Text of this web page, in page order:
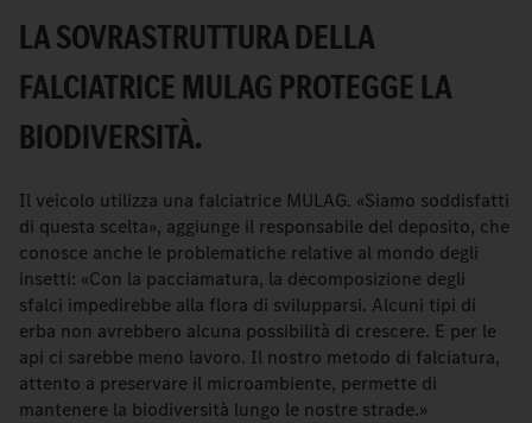
LA SOVRASTRUTTURA DELLA
FALCIATRICE MULAG PROTEGGE LA
BIODIVERSITÀ.
Il veicolo utilizza una falciatrice MULAG. «Siamo soddisfatti
di questa scelta», aggiunge il responsabile del deposito, che
conosce anche le problematiche relative al mondo degli
insetti: «Con la pacciamatura, la decomposizione degli
sfalci impedirebbe alla flora di svilupparsi. Alcuni tipi di
erba non avrebbero alcuna possibilità di crescere. E per le
api ci sarebbe meno lavoro. Il nostro metodo di falciatura,
attento a preservare il microambiente, permette di
mantenere la biodiversità lungo le nostre strade.»